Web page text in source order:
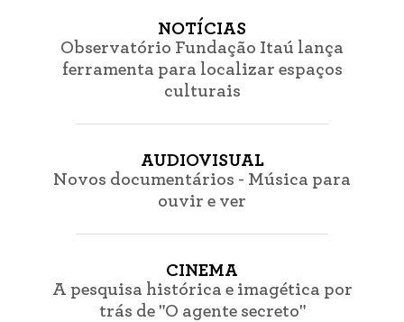
NOTÍCIAS
Observatório Fundação Itaú lança
ferramenta para localizar espaços
culturais
AUDIOVISUAL
Novos documentários - Música para
ouvir e ver
CINEMA
A pesquisa histórica e imagética por
trás de "O agente secreto"